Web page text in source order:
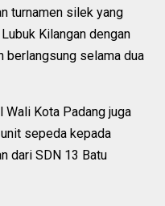
turnamen silek yang
Kilangan dengan
berlangsung selama dua
Wali Kota Padang juga
sepeda kepada
dari SDN 13 Batu